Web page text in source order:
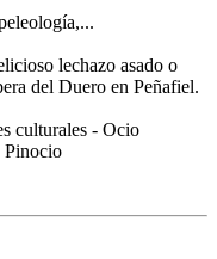
lechazo asado o
del Duero en Peñafiel.
culturales - Ocio
Pinocio